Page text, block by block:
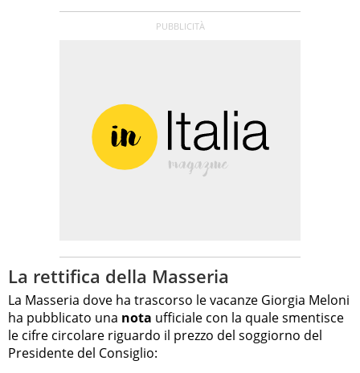
La rettifica della Masseria
La Masseria dove ha trascorso le vacanze Giorgia Meloni
ha pubblicato una nota ufficiale con la quale smentisce
le cifre circolare riguardo il prezzo del soggiorno del
Presidente del Consiglio: